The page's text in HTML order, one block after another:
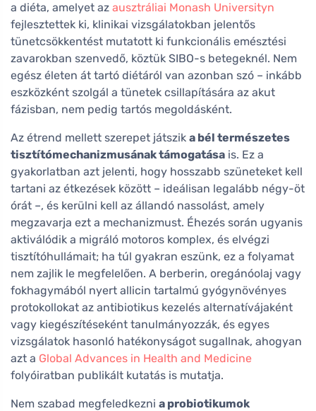
a diéta, amelyet az ausztráliai Monash Universityn
fejlesztettek ki, klinikai vizsgálatokban jelentős
tünetcsökkentést mutatott ki funkcionális emésztési
zavarokban szenvedő, köztük SIBO-s betegeknél. Nem
egész életen át tartó diétáról van azonban szó – inkább
eszközként szolgál a tünetek csillapítására az akut
fázisban, nem pedig tartós megoldásként.
Az étrend mellett szerepet játszik a bél természetes
tisztítómechanizmusának támogatása is. Ez a
gyakorlatban azt jelenti, hogy hosszabb szüneteket kell
tartani az étkezések között – ideálisan legalább négy-öt
órát –, és kerülni kell az állandó nassolást, amely
megzavarja ezt a mechanizmust. Éhezés során ugyanis
aktiválódik a migráló motoros komplex, és elvégzi
tisztítóhullámait; ha túl gyakran eszünk, ez a folyamat
nem zajlik le megfelelően. A berberin, oregánóolaj vagy
fokhagymából nyert allicin tartalmú gyógynövényes
protokollokat az antibiotikus kezelés alternatívájaként
vagy kiegészítéseként tanulmányozzák, és egyes
vizsgálatok hasonló hatékonyságot sugallnak, ahogyan
azt a Global Advances in Health and Medicine
folyóiratban publikált kutatás is mutatja.
Nem szabad megfeledkezni a probiotikumok